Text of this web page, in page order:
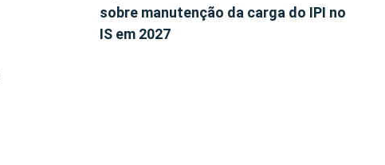
sobre manutenção da carga do IPI no
IS em 2027